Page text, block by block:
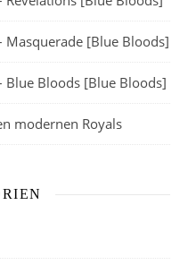
Masquerade [Blue Bloods]
Blue Bloods [Blue Bloods]
modernen Royals